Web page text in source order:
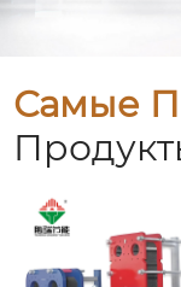
Самые